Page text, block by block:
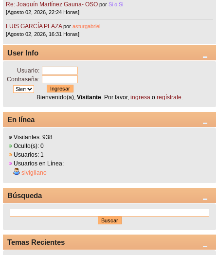
Re: Joaquín Martínez Gauna- OSO porSi o Si
[Agosto 02, 2026, 22:24 Horas]
LUIS GARCÍA PLAZA porasturgabriel
[Agosto 02, 2026, 16:31 Horas]
User Info
Usuario:
Contraseña:
Bienvenido(a), Visitante. Por favor, ingresao regístrate.
En línea
Visitantes: 938
Oculto(s): 0
Usuarios: 1
Usuarios en Línea:
sivigliano
Búsqueda
Temas Recientes